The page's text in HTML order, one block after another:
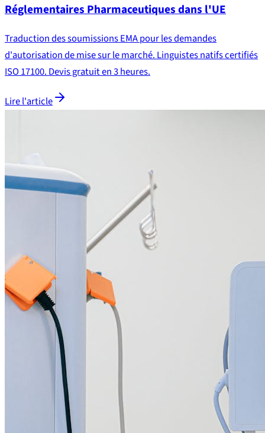
Réglementaires Pharmaceutiques dans l'UE
Traduction des soumissions EMA pour les demandes
d'autorisation de mise sur le marché. Linguistes natifs certifiés
ISO 17100. Devis gratuit en 3 heures.
Lire l'article